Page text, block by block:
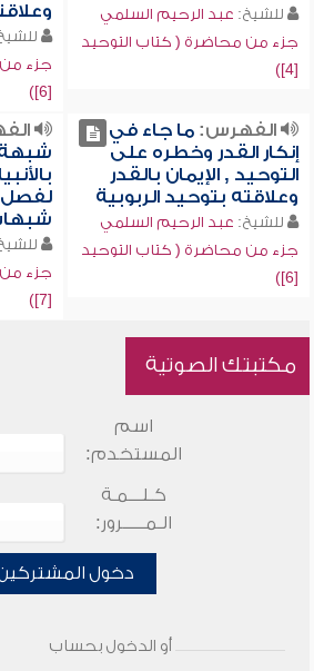
للشيخ: عبد الرحيم السلمي
جزء من محاضرة ( كتاب التوحيد
[4])
جزء من
[6])
الفهرس:ما جاء في
إنكار القدر وخطره على
التوحيد , الإيمان بالقدر
وعلاقته بتوحيد الربوبية
للشيخ: عبد الرحيم السلمي
جزء من محاضرة ( كتاب التوحيد
[6])
شبهة
لفصل
جزء من
[7])
مكتبتك الصوتية
اسم
المستخدم:
كـلـــمـة
الـمـــــرور:
دخول
أو الدخول بحساب